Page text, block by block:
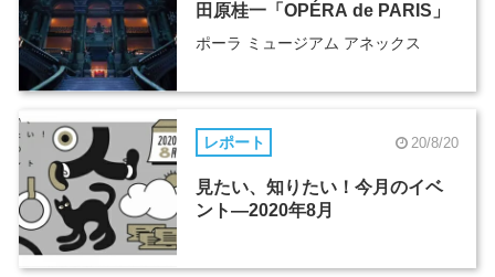
田原桂一「OPÉRA de PARIS」
ポーラ ミュージアム アネックス
レポート 20/8/20
見たい、知りたい！今月のイベ
ント―2020年8月